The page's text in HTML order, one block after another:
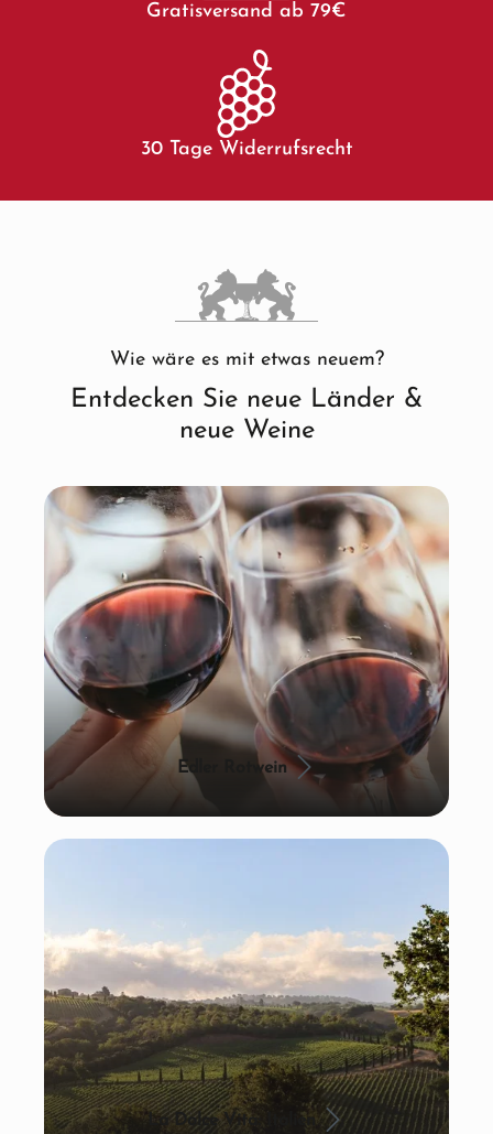
Gratisversand ab 79€
30 Tage Widerrufsrecht
Wie wäre es mit etwas neuem?
Entdecken Sie neue Länder &
neue Weine
Edler Rotwein
La Dolce Vita: Italien